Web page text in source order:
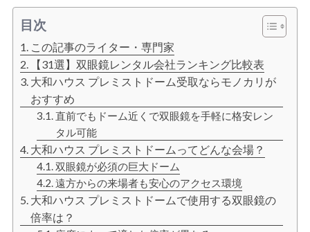
目次
この記事のライター・専門家
【31選】双眼鏡レンタル会社ランキング比較表
大和ハウス プレミストドーム受取ならモノカリが
おすすめ
直前でもドーム近くで双眼鏡を手軽に格安レン
タル可能
大和ハウス プレミストドームってどんな会場？
双眼鏡が必須の巨大ドーム
遠方からの来場者も安心のアクセス環境
大和ハウス プレミストドームで使用する双眼鏡の
倍率は？